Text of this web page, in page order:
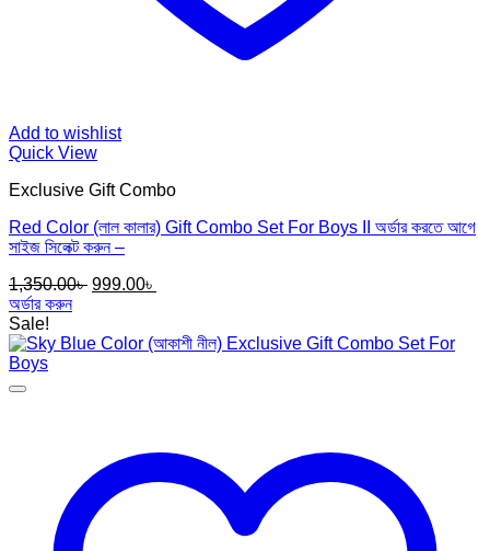
Add to wishlist
Quick View
Exclusive Gift Combo
Red Color (লাল কালার) Gift Combo Set For Boys II অর্ডার করতে আগে
সাইজ সিলেক্ট করুন –
1,350.00৳ Original
1,350.00৳ .
999.00৳
999.00৳ .
অর্ডার করুন
Sale!